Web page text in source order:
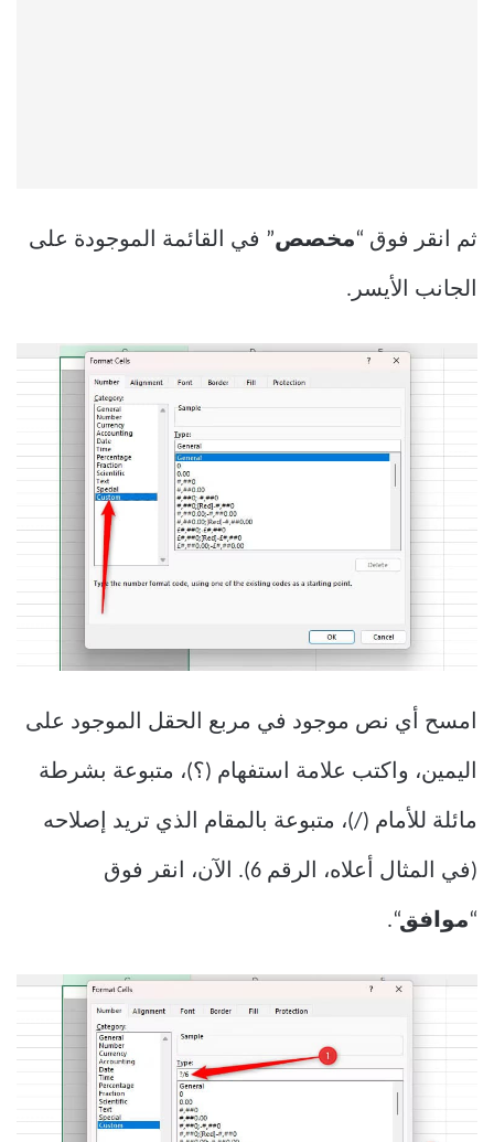
ثم انقر فوق “مخصص” في القائمة الموجودة على
الجانب الأيسر.
امسح أي نص موجود في مربع الحقل الموجود على
اليمين، واكتب علامة استفهام (؟)، متبوعة بشرطة
مائلة للأمام (/)، متبوعة بالمقام الذي تريد إصلاحه
(في المثال أعلاه، الرقم 6). الآن، انقر فوق
“موافق“.